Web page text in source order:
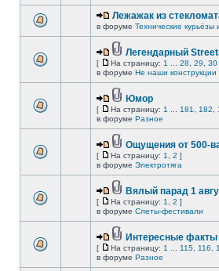
Лежажак из
в форуме Технические
Легендарный
[ На страницу: 1 28 29 30
в форуме Не наши
Юмор
[ На страницу: 1 181 182
в форуме Разное
Ощущения от 500-
[ На страницу: 1 2 ]
в форуме Электротяга
Вялый парад 1
[ На страницу: 1 2 ]
в форуме Слеты-фестивали
Интересные факты
[ На страницу: 1 115 116
в форуме Разное